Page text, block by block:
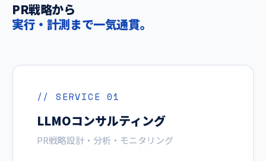
PR戦略から
実行・計測まで一気通貫。
// SERVICE 01
LLMOコンサルティング
PR戦略設計・分析・モニタリング